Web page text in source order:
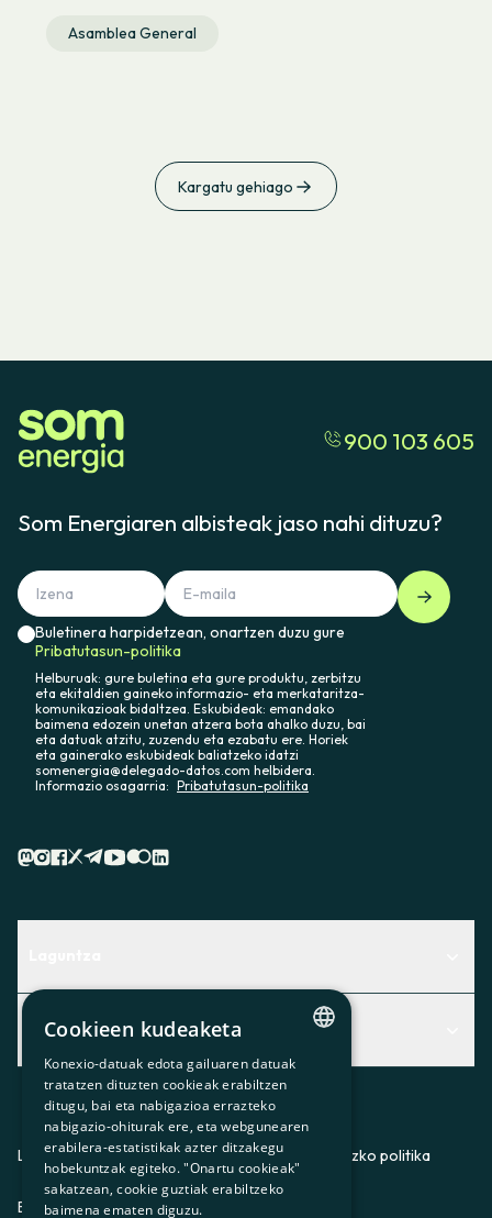
Asamblea General
Kargatu gehiago
900 103 605
Som Energiaren albisteak jaso nahi dituzu?
Buletinera harpidetzean, onartzen duzu gure
Pribatutasun-politika
Helburuak: gure buletina eta gure produktu, zerbitzu
eta ekitaldien gaineko informazio- eta merkataritza-
komunikazioak bidaltzea. Eskubideak: emandako
baimena edozein unetan atzera bota ahalko duzu, bai
eta datuak atzitu, zuzendu eta ezabatu ere. Horiek
eta gainerako eskubideak baliatzeko idatzi
somenergia@delegado-datos.com helbidera.
Informazio osagarria: Pribatutasun-politika
Centro de Ayuda
Aurkitu zerbitzurik egokiena zuretzat
Contacto
Albisteak
Albisteak
Bazkideen txokoa
Prentsa
Gurekin lan egin
Lege-oharraPribatutasun-politikaCookieei buruzko politika
ES CAGLEU
CATALAN
SPANISH
GL
BASQUE
Cookieen kudeaketa
Konexio-datuak edota gailuaren datuak
tratatzen dituzten cookieak erabiltzen
ditugu, bai eta nabigazioa errazteko
nabigazio-ohiturak ere, eta webgunearen
erabilera-estatistikak azter ditzakegu
hobekuntzak egiteko. "Onartu cookieak"
sakatzean, cookie guztiak erabiltzeko
baimena ematen diguzu.